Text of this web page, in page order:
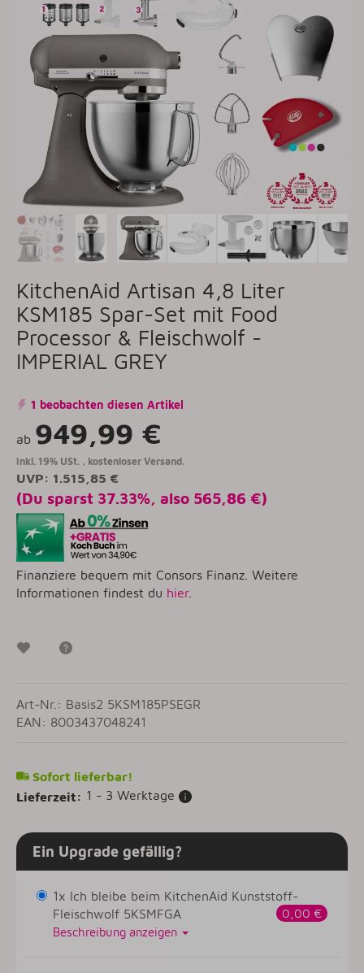
KitchenAid Artisan 4,8 Liter
KSM185 Spar-Set mit Food
Processor & Fleischwolf -
IMPERIAL GREY
1 beobachten diesen Artikel
ab 949,99 €
inkl. 19% USt. , kostenloser Versand.
UVP: 1.515,85 €
(Du sparst 37.33%, also 565,86 €)
Finanziere bequem mit Consors Finanz. Weitere
Informationen findest du hier.
Art-Nr.: Basis2 5KSM185PSEGR
EAN: 8003437048241
Sofort lieferbar!
Lieferzeit: 1 - 3 Werktage
Wunschzettel
Ein Upgrade gefällig?
1x Ich bleibe beim KitchenAid Kunststoff-
Fleischwolf 5KSMFGA
0,00 €
Beschreibung anzeigen